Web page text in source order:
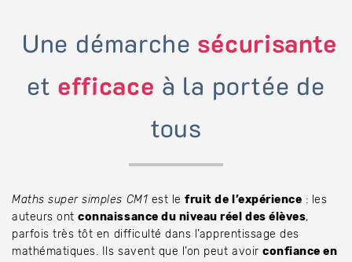
Une démarche sécurisante
et efficace à la portée de
tous
Maths super simples CM1 est lefruit de l’expérience : les
auteurs ontconnaissance du niveau réel des élèves,
parfois très tôt en difficulté dans l’apprentissage des
mathématiques. Ils savent que l’on peut avoirconfiance en